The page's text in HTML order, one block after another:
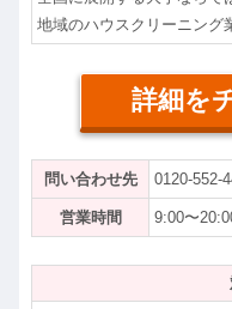
地域のハウスクリーニング
詳細を
問い合わせ先 0120-552-
営業時間 9:00〜